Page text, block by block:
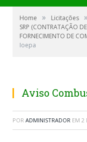
Home » Licitações »
SRP (CONTRATAÇÃO
FORNECIMENTO DE
Ioepa
Aviso
POR ADMINISTRADOR EM 2